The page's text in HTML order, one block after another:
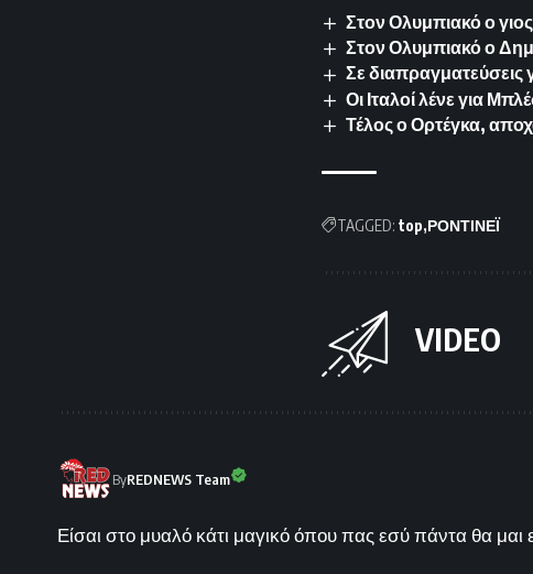
Στον Ολυμπιακό ο
Στον Ολυμπιακό ο
Σε διαπραγματεύσεις
Οι Ιταλοί λένε για
Τέλος ο Ορτέγκα,
TAGGED: top ΡΟΝΤΙΝΕΪ
VIDEO
ByREDNEWS Team
Είσαι στο μυαλό κάτι μαγικό όπου πας εσύ πάντα θα